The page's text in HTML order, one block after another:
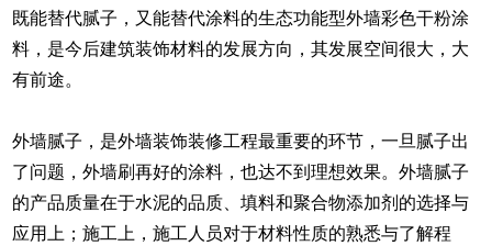
既能替代腻子，又能替代涂料的生态功能型外墙彩色干粉涂
料，是今后建筑装饰材料的发展方向，其发展空间很大，大
有前途。
外墙腻子，是外墙装饰装修工程最重要的环节，一旦腻子出
了问题，外墙刷再好的涂料，也达不到理想效果。外墙腻子
的产品质量在于水泥的品质、填料和聚合物添加剂的选择与
应用上；施工上，施工人员对于材料性质的熟悉与了解程